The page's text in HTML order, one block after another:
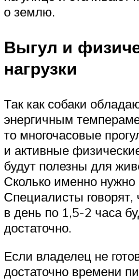
о землю.
Выгул и
нагрузки
Так как собаки
энергичным
то многочасовые
и активные
будут полезны для
Сколько именно нужно
Специалисты говорят,
в день по 1,5-2 часа
достаточно.
Если владелец не
достаточно времени